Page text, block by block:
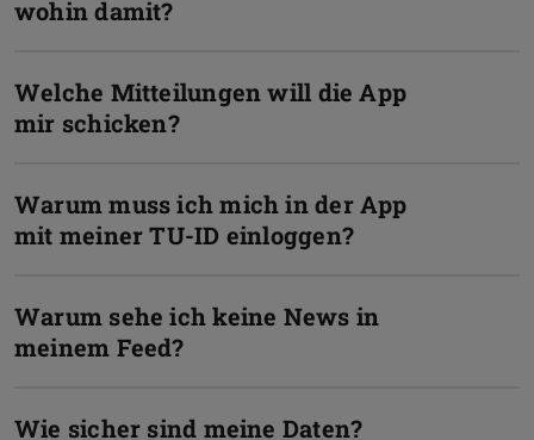
wohin damit?
Welche Mitteilungen will die App
mir schicken?
Warum muss ich mich in der App
mit meiner TU-ID einloggen?
Warum sehe ich keine News in
meinem Feed?
Wie sicher sind meine Daten?